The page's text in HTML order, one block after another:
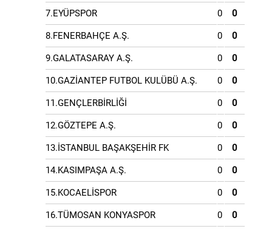
7.EYÜPSPOR 0 0
8.FENERBAHÇE A.Ş. 0 0
9.GALATASARAY A.Ş. 0 0
10.GAZİANTEP FUTBOL KULÜBÜ A.Ş. 0 0
11.GENÇLERBİRLİĞİ 0 0
12.GÖZTEPE A.Ş. 0 0
13.İSTANBUL BAŞAKŞEHİR FK 0 0
14.KASIMPAŞA A.Ş. 0 0
15.KOCAELİSPOR 0 0
16.TÜMOSAN KONYASPOR 0 0